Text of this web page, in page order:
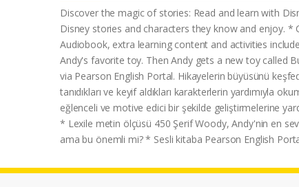
Discover the magic of stories: Read and learn with
Disney stories and characters they know and enjoy.
Audiobook, extra learning content and activities
Andy's favorite toy. Then Andy gets a new toy called
via Pearson English Portal. Hikayelerin büyüsünü
tanıdıkları ve keyif aldıkları karakterlerin
eğlenceli ve motive edici bir şekilde geliştirmelerine
* Lexile metin ölçüsü 450 Şerif Woody, Andy'nin en
ama bu önemli mi? * Sesli kitaba Pearson English